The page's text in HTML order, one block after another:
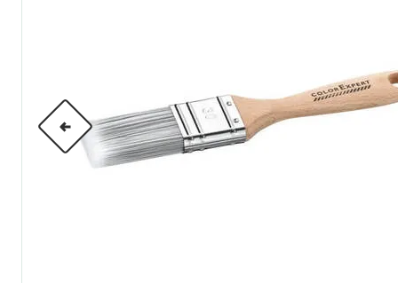
для гипсокартона
под штукатурку